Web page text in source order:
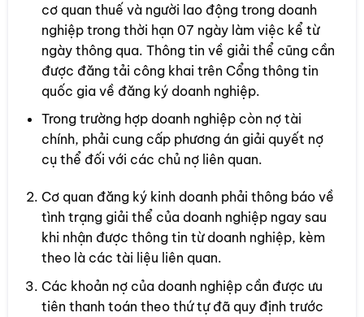
cơ quan thuế và người lao động trong doanh
nghiệp trong thời hạn 07 ngày làm việc kể từ
ngày thông qua. Thông tin về giải thể cũng cần
được đăng tải công khai trên Cổng thông tin
quốc gia về đăng ký doanh nghiệp.
Trong trường hợp doanh nghiệp còn nợ tài
chính, phải cung cấp phương án giải quyết nợ
cụ thể đối với các chủ nợ liên quan.
Cơ quan đăng ký kinh doanh phải thông báo về
tình trạng giải thể của doanh nghiệp ngay sau
khi nhận được thông tin từ doanh nghiệp, kèm
theo là các tài liệu liên quan.
Các khoản nợ của doanh nghiệp cần được ưu
tiên thanh toán theo thứ tự đã quy định trước